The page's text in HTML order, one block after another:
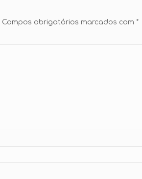
Campos obrigatórios marcados com *